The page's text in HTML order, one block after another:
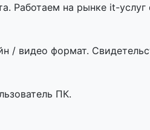
Работаем на рынке it-услуг
/ видео формат.
ПК.